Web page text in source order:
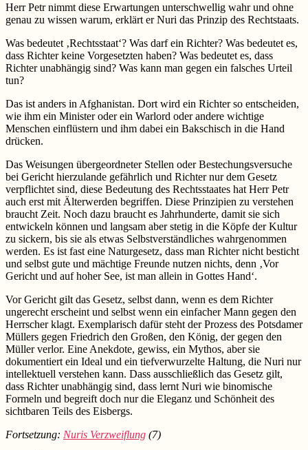
Herr Petr nimmt diese Erwartungen unterschwellig wahr und ohne
genau zu wissen warum, erklärt er Nuri das Prinzip des Rechtstaats.
Was bedeutet ‚Rechtsstaat‘? Was darf ein Richter? Was bedeutet es,
dass Richter keine Vorgesetzten haben? Was bedeutet es, dass
Richter unabhängig sind? Was kann man gegen ein falsches Urteil
tun?
Das ist anders in Afghanistan. Dort wird ein Richter so entscheiden,
wie ihm ein Minister oder ein Warlord oder andere wichtige
Menschen einflüstern und ihm dabei ein Bakschisch in die Hand
drücken.
Das Weisungen übergeordneter Stellen oder Bestechungsversuche
bei Gericht hierzulande gefährlich und Richter nur dem Gesetz
verpflichtet sind, diese Bedeutung des Rechtsstaates hat Herr Petr
auch erst mit Älterwerden begriffen. Diese Prinzipien zu verstehen
braucht Zeit. Noch dazu braucht es Jahrhunderte, damit sie sich
entwickeln können und langsam aber stetig in die Köpfe der Kultur
zu sickern, bis sie als etwas Selbstverständliches wahrgenommen
werden. Es ist fast eine Naturgesetz, dass man Richter nicht besticht
und selbst gute und mächtige Freunde nutzen nichts, denn ‚Vor
Gericht und auf hoher See, ist man allein in Gottes Hand‘.
Vor Gericht gilt das Gesetz, selbst dann, wenn es dem Richter
ungerecht erscheint und selbst wenn ein einfacher Mann gegen den
Herrscher klagt. Exemplarisch dafür steht der Prozess des Potsdamer
Müllers gegen Friedrich den Großen, den König, der gegen den
Müller verlor. Eine Anekdote, gewiss, ein Mythos, aber sie
dokumentiert ein Ideal und ein tiefverwurzelte Haltung, die Nuri nur
intellektuell verstehen kann. Dass ausschließlich das Gesetz gilt,
dass Richter unabhängig sind, dass lernt Nuri wie binomische
Formeln und begreift doch nur die Eleganz und Schönheit des
sichtbaren Teils des Eisbergs.
Fortsetzung: Nuris Verzweiflung (7)